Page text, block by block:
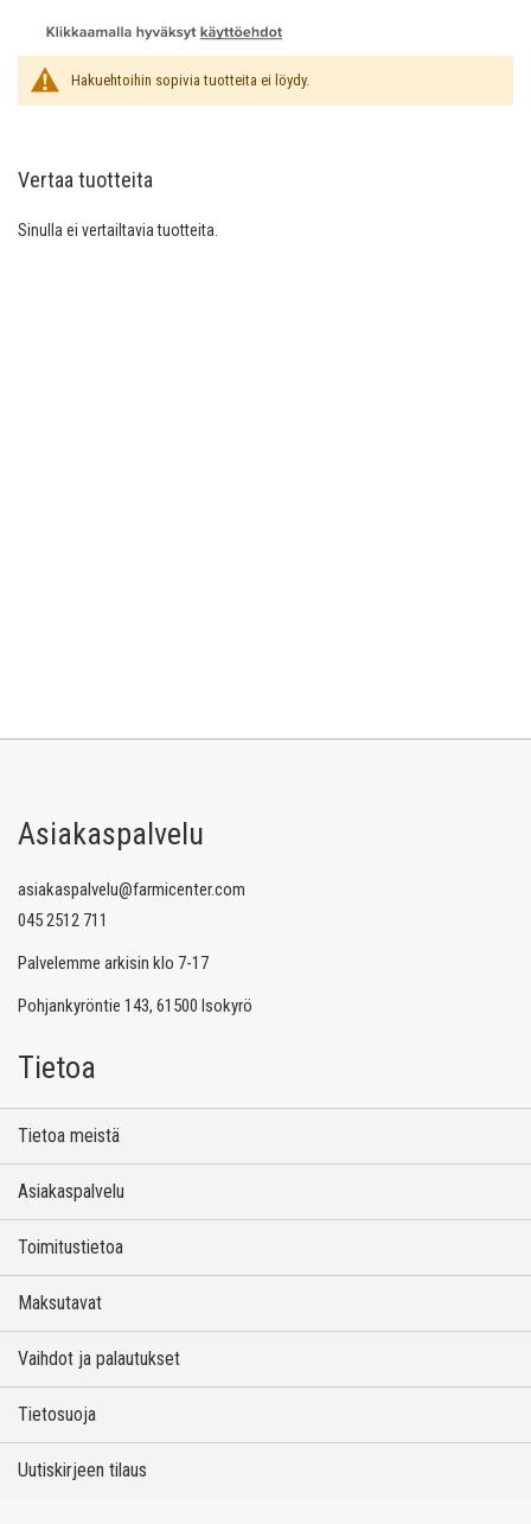
Hakuehtoihin sopivia tuotteita ei löydy.
Vertaa tuotteita
Sinulla ei vertailtavia tuotteita.
Asiakaspalvelu
asiakaspalvelu@farmicenter.com
045 2512 711
Palvelemme arkisin klo 7-17
Pohjankyröntie 143, 61500 Isokyrö
Tietoa
Tietoa meistä
Asiakaspalvelu
Toimitustietoa
Maksutavat
Vaihdot ja palautukset
Tietosuoja
Uutiskirjeen tilaus